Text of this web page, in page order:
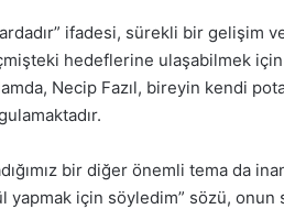
ifadesi, sürekli bir gelişim
hedeflerine ulaşabilmek
Necip Fazıl, bireyin kendi
bir diğer önemli tema da
için söyledim” sözü, onun